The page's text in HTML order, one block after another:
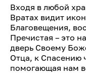
Входя в любой
Вратах видит
Благовещения,
Пречистая – это
дверь Своему
Отца, к Спасению
помогающая нам